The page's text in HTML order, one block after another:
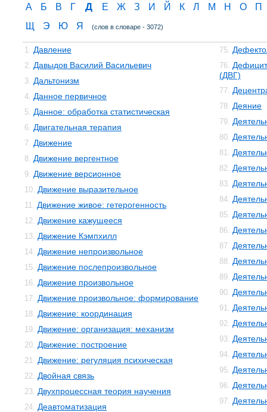
А Б В Г Д Е Ж З И Й К Л М Н О
П
Щ
Э Ю Я (слов в словаре - 3072)
1. Давление
2. Давыдов Василий Васильевич
3. Дальтонизм
4. Данное первичное
5. Данное: обработка статистическая
6. Двигательная терапия
7. Движение
8. Движение вергентное
9. Движение версионное
10. Движение выразительное
11. Движение живое: гетерогенность
12. Движение кажущееся
13. Движение Кэмпхилл
14. Движение непроизвольное
15. Движение послепроизвольное
16. Движение произвольное
17. Движение произвольное: формирование
18. Движение: координация
19. Движение: организация: механизм
20. Движение: построение
21. Движение: регуляция психическая
22. Двойная связь
23. Двухпроцессная теория научения
24. Деавтоматизация
75.
76.
(ДВГ)
77.
78. Деяние
79.
80.
81.
82.
83.
84.
85.
86.
87.
88.
89.
90.
91.
92.
93.
94.
95.
96.
97.